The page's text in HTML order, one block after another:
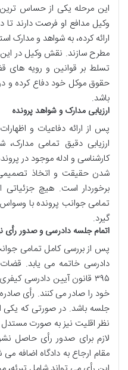
این مرحله یکی از حساس
وکیل مدافع او فرصت دارند تا
ارائه کرده، به شواهد و مدارک
مطرح سازند. نقش وکیل در این
تسلط بر قوانین و رویه های
حقوق موکل خود دفاع کرده و
باشد.
ارزیابی مدارک و شواهد پرونده
پس از ارائه دفاعیات و
ارزیابی دقیق تمامی
کارشناسی و ادله موجود در
شدن حقیقت و اتخاذ تصمیمی
برخوردار است. هیچ
تمامی جوانب پرونده با
گیرد.
اتمام جلسه دادرسی و صدور رأی
پس از بررسی کامل تمامی
دادرسی خاتمه می یابد.
۳۹۵ قانون آیین دادرسی
خود را صادر می کنند. رأی
جلسه باشد. در صورتی که یکی
نظر اقلیت نیز به صورت
لازم برای صدور رأی حاصل
مقام ارجاع به دادگاه اضافه